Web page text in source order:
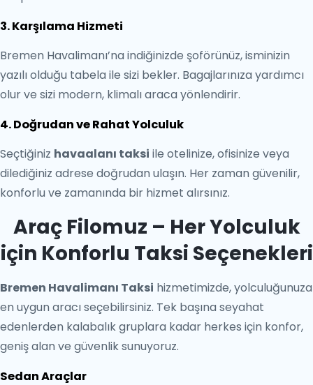
3. Karşılama Hizmeti
Bremen Havalimanı’na indiğinizde şoförünüz, isminizin
yazılı olduğu tabela ile sizi bekler. Bagajlarınıza yardımcı
olur ve sizi modern, klimalı araca yönlendirir.
4. Doğrudan ve Rahat Yolculuk
Seçtiğiniz havaalanı taksi ile otelinize, ofisinize veya
dilediğiniz adrese doğrudan ulaşın. Her zaman güvenilir,
konforlu ve zamanında bir hizmet alırsınız.
Araç Filomuz – Her Yolculuk
için Konforlu Taksi Seçenekleri
Bremen Havalimanı Taksi hizmetimizde, yolculuğunuza
en uygun aracı seçebilirsiniz. Tek başına seyahat
edenlerden kalabalık gruplara kadar herkes için konfor,
geniş alan ve güvenlik sunuyoruz.
Sedan Araçlar